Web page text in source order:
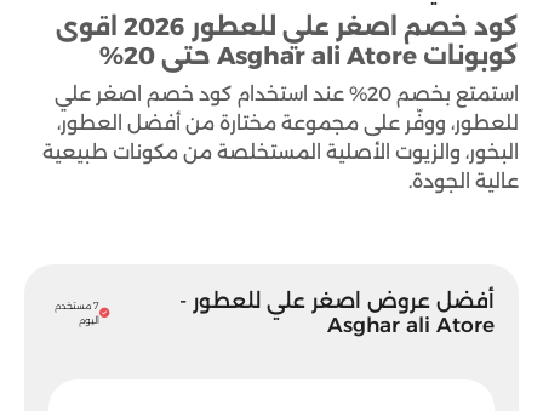
كود خصم اصغر علي للعطور 2026 اقوى
كوبونات Asghar ali Atore حتى 20%
استمتع بخصم 20% عند استخدام كود خصم اصغر علي
للعطور، ووفّر على مجموعة مختارة من أفضل العطور،
البخور، والزيوت الأصلية المستخلصة من مكونات طبيعية
عالية الجودة.
أفضل عروض اصغر علي للعطور -
Asghar ali Atore
7 مستخدم
اليوم